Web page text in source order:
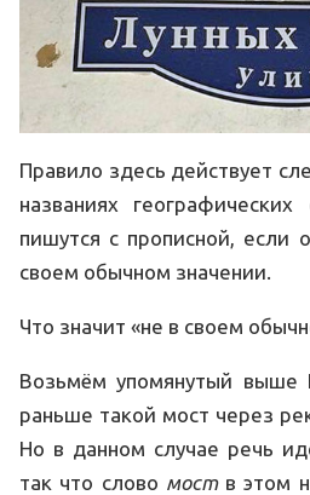
Правило здесь действует
названиях географических
пишутся с прописной, если
своем обычном значении.
Что значит «не в своем
Возьмём упомянутый выше
раньше такой мост через
Но в данном случае речь
так что слово моств этом